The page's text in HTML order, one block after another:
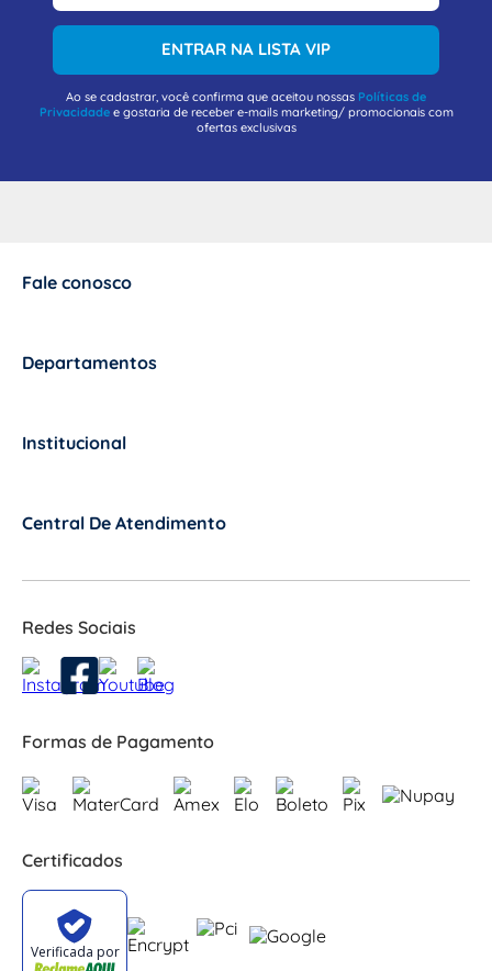
ENTRAR NA LISTA VIP
Ao se cadastrar, você confirma que aceitou nossas Políticas de
Privacidadee gostaria de receber e-mails marketing/ promocionais com
ofertas exclusivas
Fale conosco
Departamentos
Institucional
Central De Atendimento
Redes Sociais
Formas de Pagamento
Certificados